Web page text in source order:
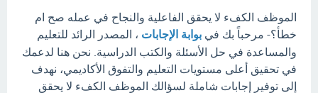
الموظف الكفء لا يحقق الفاعلية والنجاح في عمله صح ام
خطأ؟- مرحباً بك في بوابة الإجابات ، المصدر الرائد للتعليم
والمساعدة في حل الأسئلة والكتب الدراسية. نحن هنا لدعمك
في تحقيق أعلى مستويات التعليم والتفوق الأكاديمي، نهدف
إلى توفير إجابات شاملة لسؤالك الموظف الكفء لا يحقق